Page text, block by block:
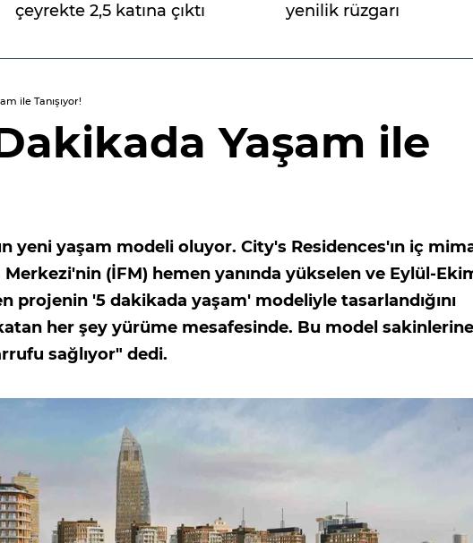
çeyrekte 2,5 katına çıktı
yenilik rüzgarı
ile Tanışıyor!
Yaşam ile
yeni yaşam modeli oluyor. City's Residences'ın iç
(İFM) hemen yanında yükselen ve Eylül-
projenin '5 dakikada yaşam' modeliyle tasarlandığını
her şey yürüme mesafesinde. Bu model sakinlerine
sağlıyor" dedi.